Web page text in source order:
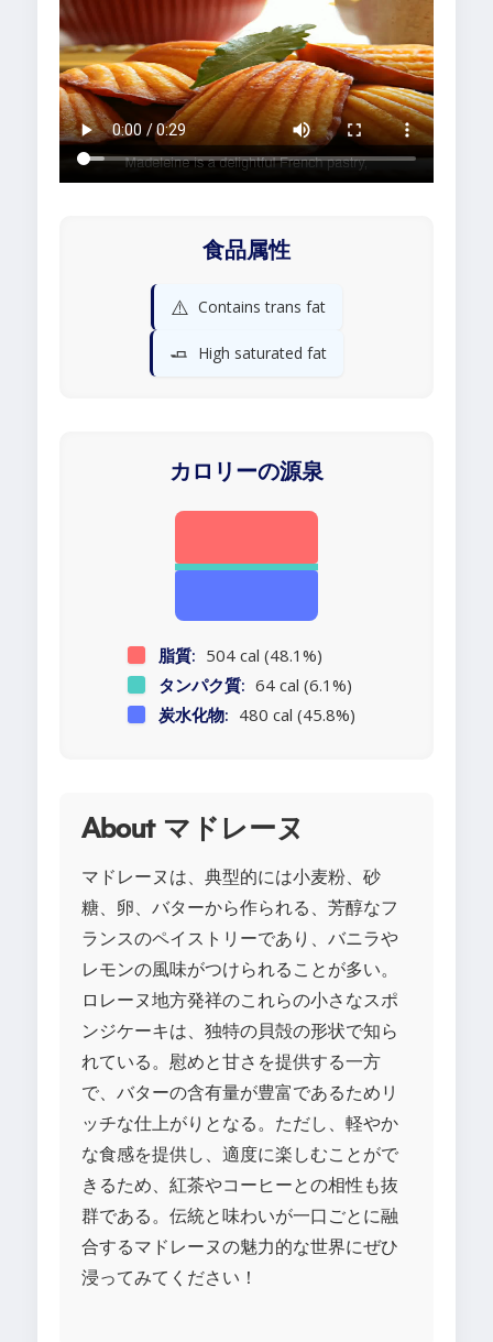
食品属性
⚠️ Contains trans fat
🧈 High saturated fat
カロリーの源泉
脂質: 504 cal (48.1%)
タンパク質: 64 cal (6.1%)
炭水化物: 480 cal (45.8%)
About マドレーヌ
マドレーヌは、典型的には小麦粉、砂
糖、卵、バターから作られる、芳醇なフ
ランスのペイストリーであり、バニラや
レモンの風味がつけられることが多い。
ロレーヌ地方発祥のこれらの小さなスポ
ンジケーキは、独特の貝殻の形状で知ら
れている。慰めと甘さを提供する一方
で、バターの含有量が豊富であるためリ
ッチな仕上がりとなる。ただし、軽やか
な食感を提供し、適度に楽しむことがで
きるため、紅茶やコーヒーとの相性も抜
群である。伝統と味わいが一口ごとに融
合するマドレーヌの魅力的な世界にぜひ
浸ってみてください！